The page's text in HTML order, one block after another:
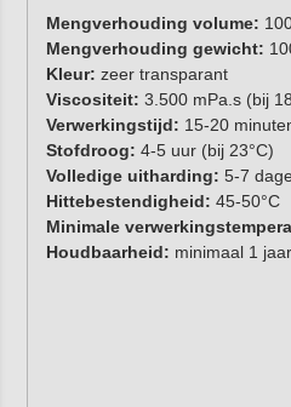
Mengverhouding volume:
Mengverhouding gewicht:
Kleur: zeer transparant
Viscositeit: 3.500 mPa.s (bij
Verwerkingstijd: 15-20
Stofdroog: 4-5 uur (bij 23°C)
Volledige uitharding: 5-7
Hittebestendigheid: 45-50°C
Minimale
Houdbaarheid: minimaal 1